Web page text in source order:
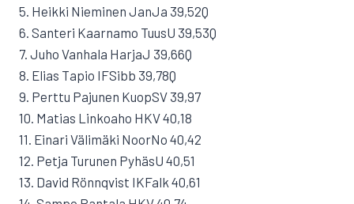
5. Heikki Nieminen JanJa 39,52Q
6. Santeri Kaarnamo TuusU 39,53Q
7. Juho Vanhala HarjaJ 39,66Q
8. Elias Tapio IFSibb 39,78Q
9. Perttu Pajunen KuopSV 39,97
10. Matias Linkoaho HKV 40,18
11. Einari Välimäki NoorNo 40,42
12. Petja Turunen PyhäsU 40,51
13. David Rönnqvist IKFalk 40,61